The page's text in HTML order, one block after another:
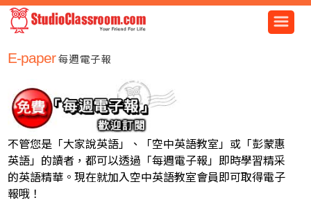
E-paper 每週電子報
不管您是「大家說英語」、「空中英語教室」或「彭蒙惠
英語」的讀者，都可以透過「每週電子報」即時學習精采
的英語精華。現在就加入空中英語教室會員即可取得電子
報哦！